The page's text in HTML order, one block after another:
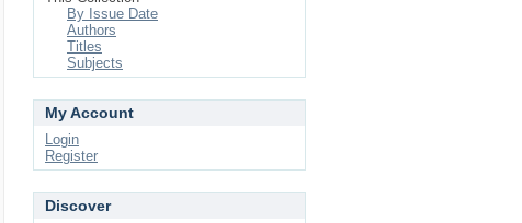
By Issue Date
Authors
Titles
Subjects
My Account
Login
Register
Discover